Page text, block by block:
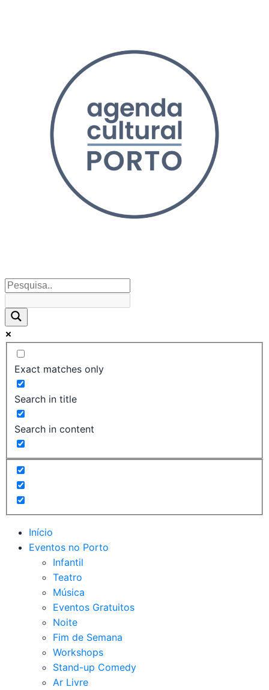
Exact matches only
Search in title
Search in content
Início
Eventos no Porto
Infantil
Teatro
Música
Eventos Gratuitos
Noite
Fim de Semana
Workshops
Stand-up Comedy
Ar Livre